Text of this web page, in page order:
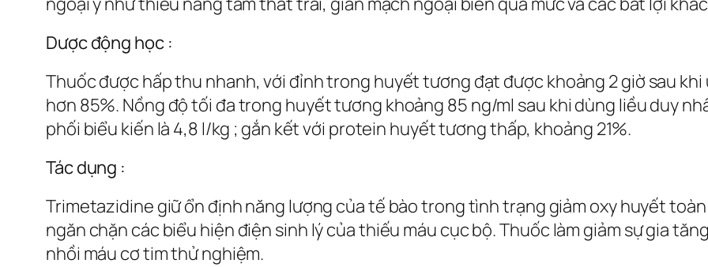
Dược động học :
Thuốc được hấp thu nhanh, với đỉnh trong huyết tương đạt được khoảng 2 giờ sau
hơn 85%. Nồng độ tối đa trong huyết tương khoảng 85 ng/ml sau khi dùng liều duy
phối biểu kiến là 4,8 l/kg ; gắn kết với protein huyết tương thấp, khoảng 21%.
Tác dụng :
Trimetazidine giữ ổn định năng lượng của tế bào trong tình trạng giảm oxy huyết
ngăn chặn các biểu hiện điện sinh lý của thiếu máu cục bộ. Thuốc làm giảm sự gia
nhồi máu cơ tim thử nghiệm.